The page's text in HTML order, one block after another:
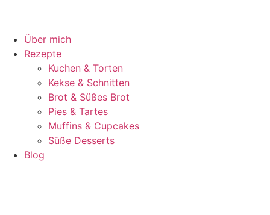
Über mich
Rezepte
Kuchen & Torten
Kekse & Schnitten
Brot & Süßes Brot
Pies & Tartes
Muffins & Cupcakes
Süße Desserts
Blog